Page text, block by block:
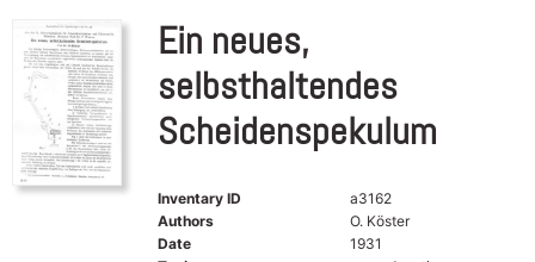
Ein neues,
selbsthaltendes
Scheidenspekulum
Inventary ID
a3162
Authors
O. Köster
Date
1931